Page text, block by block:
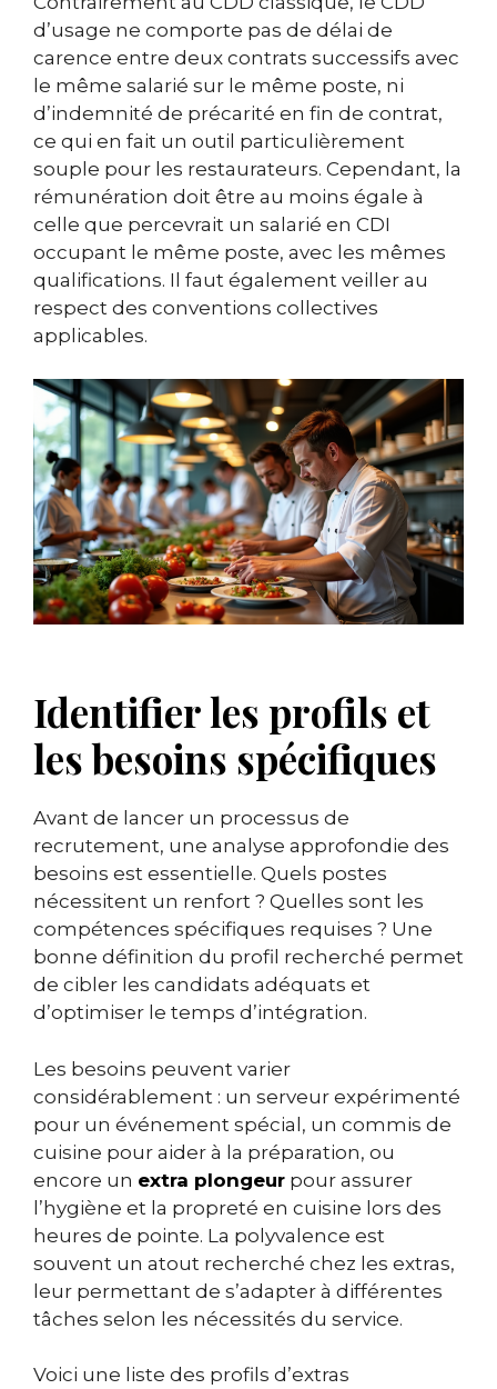
d’usage ne comporte pas de délai de
carence entre deux contrats successifs avec
le même salarié sur le même poste, ni
d’indemnité de précarité en fin de contrat,
ce qui en fait un outil particulièrement
souple pour les restaurateurs. Cependant, la
rémunération doit être au moins égale à
celle que percevrait un salarié en CDI
occupant le même poste, avec les mêmes
qualifications. Il faut également veiller au
respect des conventions collectives
applicables.
Identifier les profils et
les besoins spécifiques
Avant de lancer un processus de
recrutement, une analyse approfondie des
besoins est essentielle. Quels postes
nécessitent un renfort ? Quelles sont les
compétences spécifiques requises ? Une
bonne définition du profil recherché permet
de cibler les candidats adéquats et
d’optimiser le temps d’intégration.
Les besoins peuvent varier
considérablement : un serveur expérimenté
pour un événement spécial, un commis de
cuisine pour aider à la préparation, ou
encore un extra plongeur pour assurer
l’hygiène et la propreté en cuisine lors des
heures de pointe. La polyvalence est
souvent un atout recherché chez les extras,
leur permettant de s’adapter à différentes
tâches selon les nécessités du service.
Voici une liste des profils d’extras